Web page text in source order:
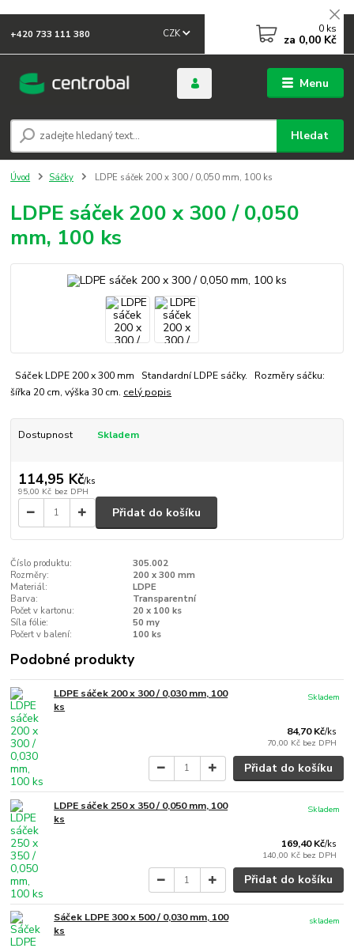
Menu
CZK
Hledat
+420 733 111 380 0 ks
za 0,00 Kč
Úvod Sáčky LDPE sáček 200 x 300 / 0,050 mm, 100 ks
LDPE sáček 200 x 300 / 0,050
mm, 100 ks
Sáček LDPE 200 x 300 mm Standardní LDPE sáčky. Rozměry sáčku:
šířka 20 cm, výška 30 cm. celý popis
Dostupnost Skladem
114,95 Kč/ks
95,00 Kč bez DPH
Přidat do košíku
Číslo produktu:
305.002
Rozměry:
200 x 300 mm
Materiál:
LDPE
Barva:
Transparentní
Počet v kartonu:
20 x 100 ks
Síla fólie:
50 my
Počert v balení:
100 ks
Podobné produkty
LDPE sáček 200 x 300 / 0,030 mm, 100
ks
84,70 Kč/ks
70,00 Kč bez DPH
Skladem
Přidat do košíku
LDPE sáček 250 x 350 / 0,050 mm, 100
ks
169,40 Kč/ks
140,00 Kč bez DPH
Skladem
Přidat do košíku
Sáček LDPE 300 x 500 / 0,030 mm, 100
ks
skladem